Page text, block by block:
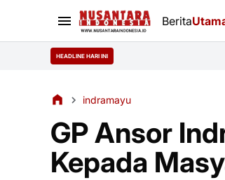
Berita
HEADLINE HARI INI
indramayu
GP Ansor
Kepada